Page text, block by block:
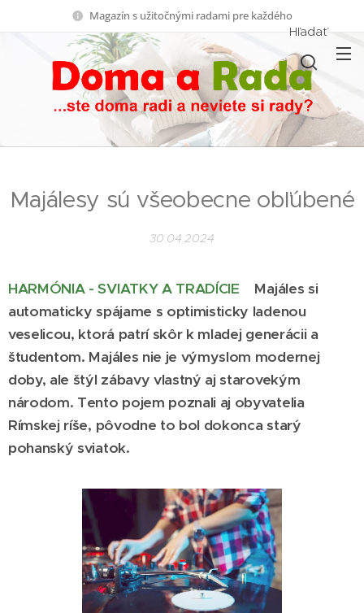
Magazín s užitočnými radami pre každého
Hľadať
Majálesy sú všeobecne obľúbené
30.04.2024
HARMÓNIA - SVIATKY A TRADÍCIE
Majáles si
automaticky spájame s optimisticky ladenou
veselicou, ktorá patrí skôr k mladej generácii a
študentom. Majáles nie je výmyslom modernej
doby, ale štýl zábavy vlastný aj starovekým
národom. Tento pojem poznali aj obyvatelia
Rímskej ríše, pôvodne to bol dokonca starý
pohanský sviatok.